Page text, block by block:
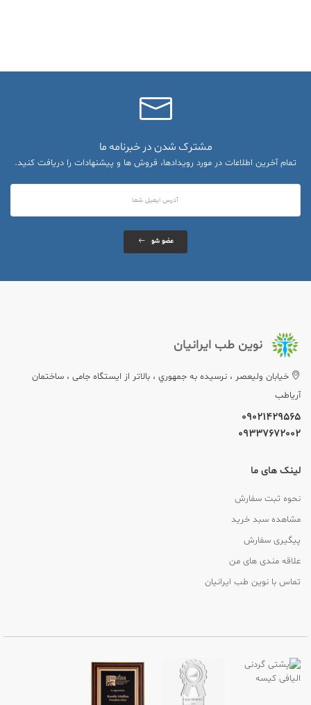
مشترک شدن در خبرنامه ما
تمام آخرین اطلاعات در مورد رویدادها، فروش ها و پیشنهادات را دریافت کنید.
عضو شو
نوین طب ایرانیان
خيابان وليعصر ، نرسيده به جمهوري ، بالاتر از ایستگاه جامی ، ساختمان
آریاطب
09021429565
09337672002
لینک های ما
نحوه ثبت سفارش
مشاهده سبد خرید
پیگیری سفارش
علاقه مندی های من
تماس با نوین طب ایرانیان